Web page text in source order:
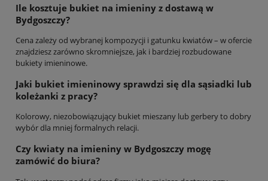
Ile kosztuje bukiet na imieniny z dostawą w
Bydgoszczy?
Cena zależy od wybranej kompozycji i gatunku kwiatów – w ofercie
znajdziesz zarówno skromniejsze, jak i bardziej rozbudowane
bukiety imieninowe.
Jaki bukiet imieninowy sprawdzi się dla sąsiadki lub
koleżanki z pracy?
Kolorowy, niezobowiązujący bukiet mieszany lub gerbery to dobry
wybór dla mniej formalnych relacji.
Czy kwiaty na imieniny w Bydgoszczy mogę
zamówić do biura?